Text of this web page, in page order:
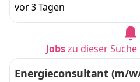
vor 3 Tagen
Jobszu dieser
Energieconsultant (m/